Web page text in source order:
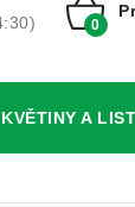
KVĚTINY A